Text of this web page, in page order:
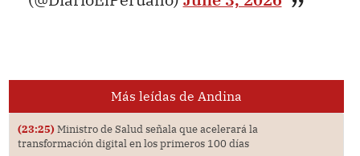
Más leídas de Andina
(23:25) Ministro de Salud señala que acelerará la
transformación digital en los primeros 100 días